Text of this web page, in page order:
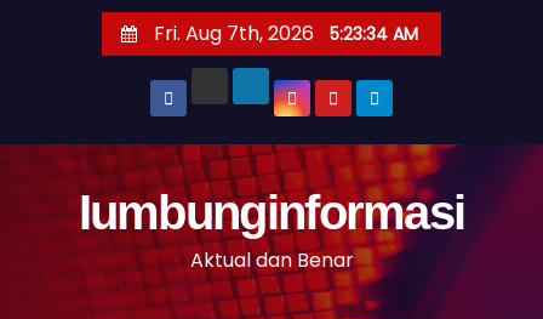
t
Fri. Aug 7th, 2026 5:23:35 AM
Iumbunginformasi
Aktual dan Benar